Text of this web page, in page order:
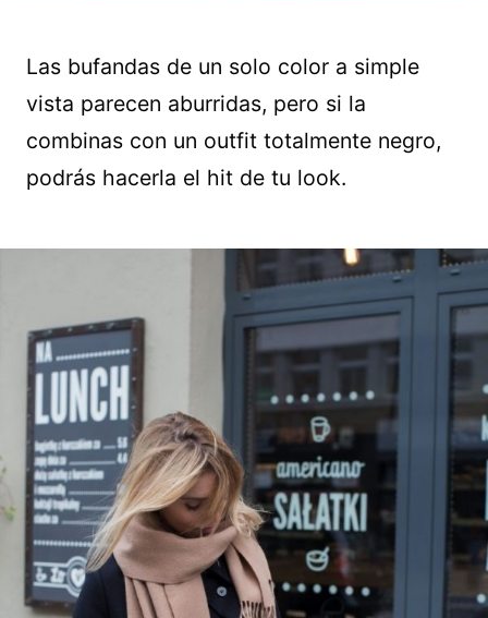
Las bufandas de un solo color a simple
vista parecen aburridas, pero si la
combinas con un outfit totalmente negro,
podrás hacerla el hit de tu look.